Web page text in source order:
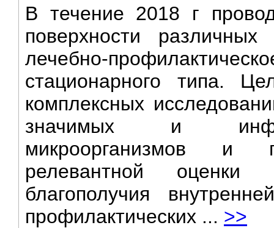
В течение 2018 г
поверхности
лечебно-
стационарного типа.
комплексных
значимых и
микроорганизмов и
релевантной оценки
благополучия
профилактических ... >>